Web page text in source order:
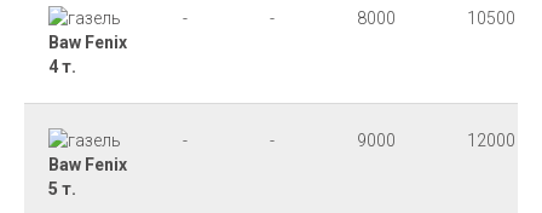
Baw Fenix
4 т.
- - 8000 10500
Baw Fenix
5 т.
- - 9000 12000